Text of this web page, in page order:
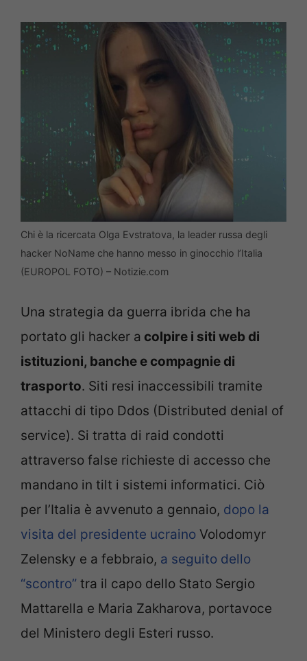
Chi è la ricercata Olga Evstratova, la leader russa degli
hacker NoName che hanno messo in ginocchio l’Italia
(EUROPOL FOTO) – Notizie.com
Una strategia da guerra ibrida che ha
portato gli hacker a colpire i siti web di
istituzioni, banche e compagnie di
trasporto. Siti resi inaccessibili tramite
attacchi di tipo Ddos (Distributed denial of
service). Si tratta di raid condotti
attraverso false richieste di accesso che
mandano in tilt i sistemi informatici. Ciò
per l’Italia è avvenuto a gennaio, dopo la
visita del presidente ucraino Volodomyr
Zelensky e a febbraio, a seguito dello
“scontro” tra il capo dello Stato Sergio
Mattarella e Maria Zakharova, portavoce
del Ministero degli Esteri russo.